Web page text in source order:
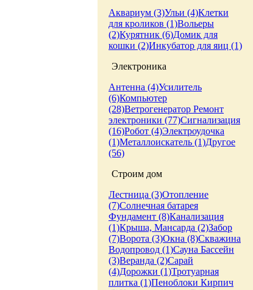
Аквариум (3)Ульи (4)Клетки
для кроликов (1)Вольеры
(2)Курятник (6)Домик для
кошки (2)Инкубатор для яиц (1)
Электроника
Антенна (4)Усилитель
(6)Компьютер
(28)Ветрогенератор Ремонт
электроники (77)Сигнализация
(16)Робот (4)Электроудочка
(1)Металлоискатель (1)Другое
(56)
Строим дом
Лестница (3)Отопление
(7)Солнечная батарея
Фундамент (8)Канализация
(1)Крыша, Мансарда (2)Забор
(7)Ворота (3)Окна (8)Скважина
Водопровод (1)Сауна Бассейн
(3)Веранда (2)Сарай
(4)Дорожки (1)Тротуарная
плитка (1)Пеноблоки Кирпич